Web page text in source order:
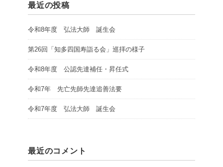
最近の投稿
令和8年度 弘法大師 誕生会
第26回「知多四国寿詣る会」巡拝の様子
令和8年度 公認先達補任・昇任式
令和7年 先亡先師先達追善法要
令和7年度 弘法大師 誕生会
最近のコメント